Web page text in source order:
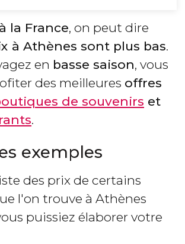
la France, on peut dire
à Athènes sont plus bas.
en basse saison, vous
des meilleures offres
de souvenirs et
.
exemples
des prix de certains
l'on trouve à Athènes
puissiez élaborer votre